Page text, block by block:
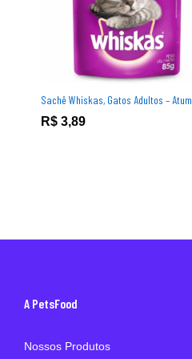
Sachê Whiskas, Gatos Adultos – Atum
R$ 3,89
A PetsFood
Nossos Produtos